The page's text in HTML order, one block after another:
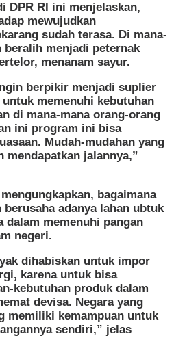
DPR RI ini menjelaskan,
mewujudkan
sudah terasa. Di mana-
menjadi peternak
menanam sayur.
berpikir menjadi suplier
memenuhi kebutuhan
di mana-mana orang-orang
ini program ini bisa
Mudah-mudahan yang
mendapatkan jalannya,”
bagaimana
adanya lahan ubtuk
dalam memenuhi pangan
negeri.
dihabiskan untuk impor
karena untuk bisa
kebutuhan produk dalam
devisa. Negara yang
memiliki kemampuan untuk
sendiri,” jelas